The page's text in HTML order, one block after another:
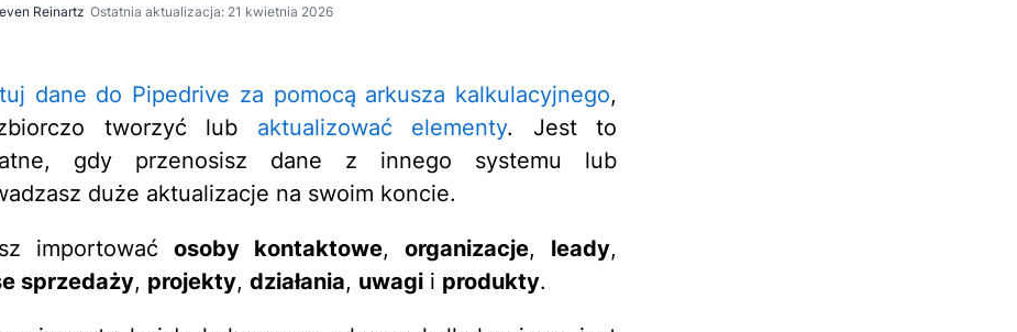
Reinartz Ostatnia aktualizacja: 21 kwietnia 2026
dane do Pipedrive za pomocą arkusza kalkulacyjnego,
tworzyć lub aktualizować elementy. Jest to
gdy przenosisz dane z innego systemu lub
duże aktualizacje na swoim koncie.
importować osoby kontaktowe, organizacje, leady,
sprzedaży, projekty, działania, uwagi i produkty.